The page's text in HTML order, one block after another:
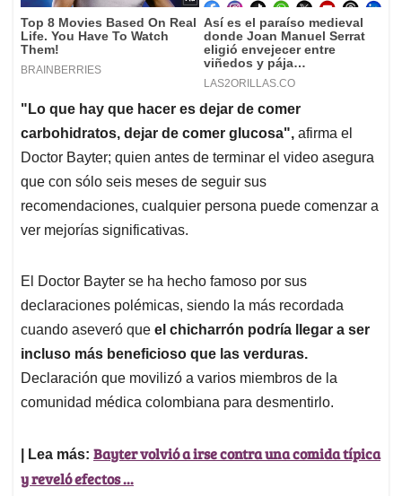
"Lo que hay que hacer es dejar de comer
carbohidratos, dejar de comer glucosa", afirma el
Doctor Bayter; quien antes de terminar el video asegura
que con sólo seis meses de seguir sus
recomendaciones, cualquier persona puede comenzar a
ver mejorías significativas.
El Doctor Bayter se ha hecho famoso por sus
declaraciones polémicas, siendo la más recordada
cuando aseveró que el chicharrón podría llegar a ser
incluso más beneficioso que las verduras.
Declaración que movilizó a varios miembros de la
comunidad médica colombiana para desmentirlo.
| Lea más: Bayter volvió a irse contra una comida típica
y reveló efectos ...